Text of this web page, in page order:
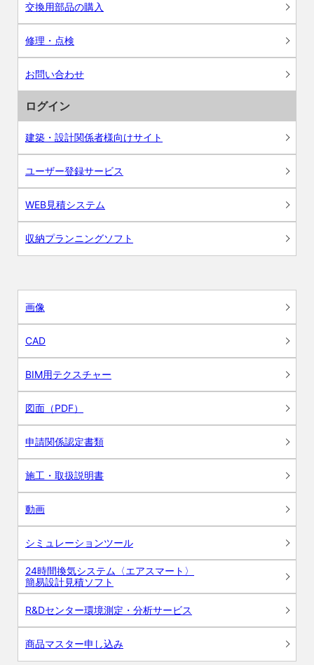
交換用部品の購入
修理・点検
お問い合わせ
ログイン
建築・設計関係者様向けサイト
ユーザー登録サービス
WEB見積システム
収納プランニングソフト
画像
CAD
BIM用テクスチャー
図面（PDF）
申請関係認定書類
施工・取扱説明書
動画
シミュレーションツール
24時間換気システム〈エアスマート〉
簡易設計見積ソフト
R&Dセンター環境測定・分析サービス
商品マスター申し込み